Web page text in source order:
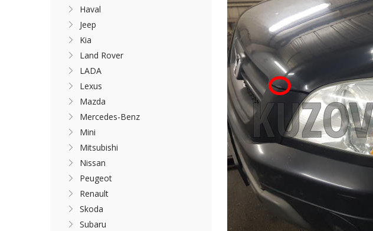
Haval
Jeep
Kia
Land Rover
LADA
Lexus
Mazda
Mercedes-Benz
Mini
Mitsubishi
Nissan
Peugeot
Renault
Skoda
Subaru